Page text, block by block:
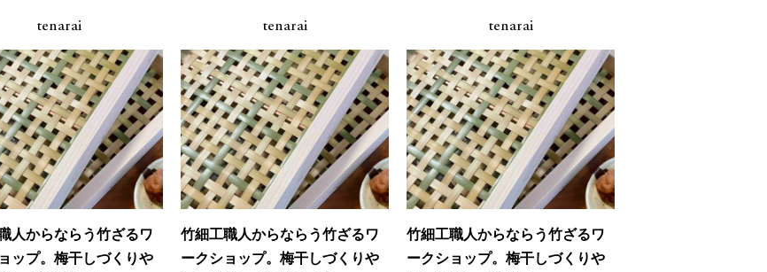
tenarai
人からならう竹ざるワ
ップ。梅干しづくりや
tenarai
竹細工職人からならう竹ざるワ
ークショップ。梅干しづくりや
tenarai
竹細工職人からならう竹ざるワ
ークショップ。梅干しづくりや